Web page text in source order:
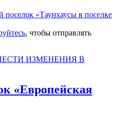
поселок «Таунхаусы в поселке
, чтобы отправлять
ВНЕСТИ ИЗМЕНЕНИЯ В
«Европейская